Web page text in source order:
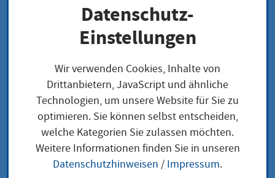
Dienstleistung-Finder
Lokale Anliegen
Aufnahme eines europäischen Rechtsanwalts
in die Rechtsanwaltskammer widerrufen
Aufnahme eines
europäischen
Datenschutz-
Einstellungen
Wir verwenden Cookies, Inhalte von
Drittanbietern, JavaScript und ähnliche
Technologien, um unsere Website für Sie zu
optimieren. Sie können selbst entscheiden,
welche Kategorien Sie zulassen möchten.
Weitere Informationen finden Sie in unseren
Datenschutzhinweisen / Impressum.